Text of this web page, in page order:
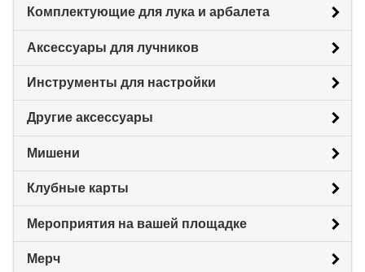
Комплектующие для лука и арбалета
Аксессуары для лучников
Инструменты для настройки
Другие аксессуары
Мишени
Клубные карты
Мероприятия на вашей площадке
Мерч